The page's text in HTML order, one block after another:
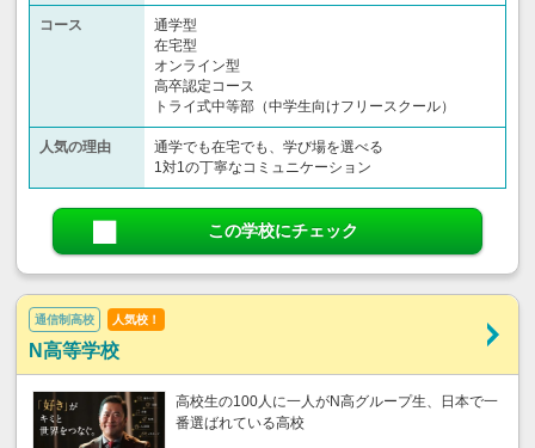
コース
通学型
在宅型
オンライン型
高卒認定コース
トライ式中等部（中学生向けフリースクール）​
人気の理由
通学でも在宅でも、学び場を選べる
1対1の丁寧なコミュニケーション
この学校にチェック
通信制高校 人気校！
N高等学校
高校生の100人に一人がN高グループ生、日本で一
番選ばれている高校